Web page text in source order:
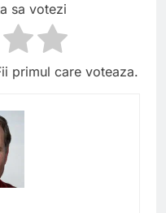
sa votezi
primul care voteaza.